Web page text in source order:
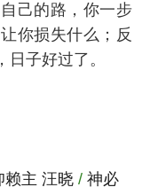
己的路，你一步
你损失什么；反
子好过了。
赖主 汪晓 / 神必